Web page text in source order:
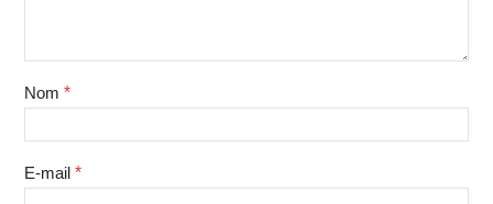
Nom *
E-mail *